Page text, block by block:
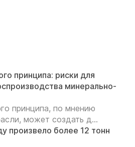
принципа: риски для
минерально-
принципа, по мнению
может создать д...
произвело более 12 тонн